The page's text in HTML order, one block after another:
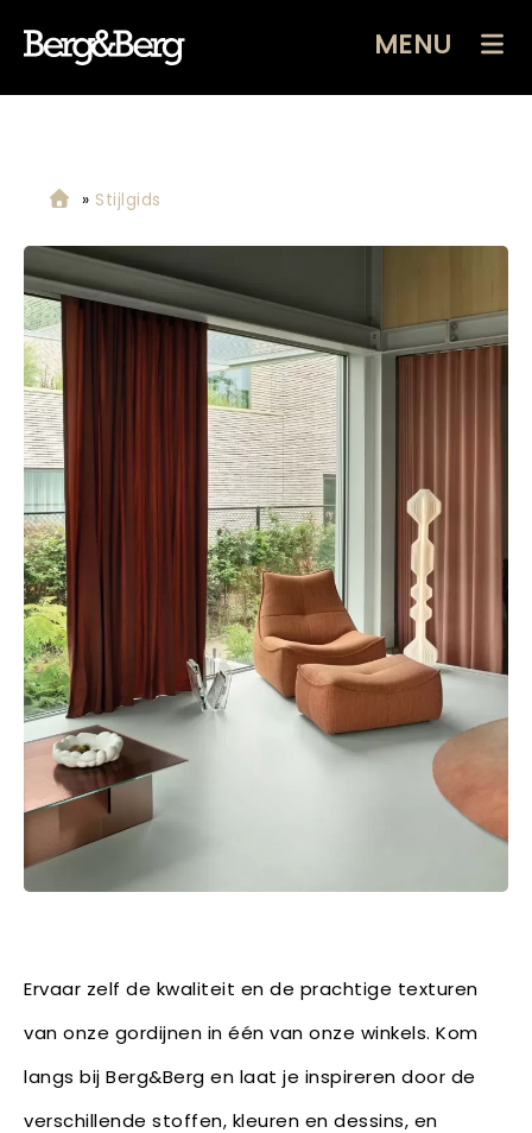
MENU
» Stijlgids
Ervaar zelf de kwaliteit en de prachtige texturen
van onze gordijnen in één van onze winkels. Kom
langs bij Berg&Berg en laat je inspireren door de
verschillende stoffen, kleuren en dessins, en